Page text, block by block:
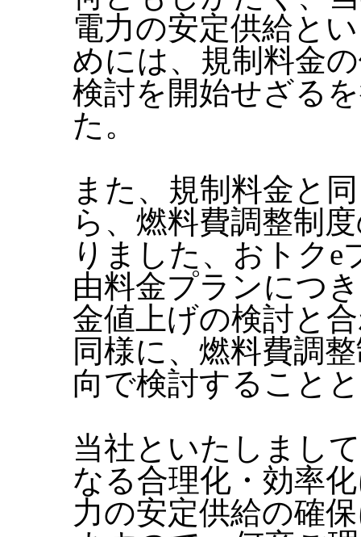
電力の安定供給と
めには、規制料金
検討を開始せざる
た。
また、規制料金と
ら、燃料費調整制
りました、おトクe
由料金プランにつ
金値上げの検討と
同様に、燃料費調
向で検討すること
当社といたしまし
なる合理化・効率
力の安定供給の確